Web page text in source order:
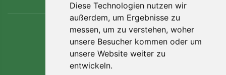
Diese Technologien nutzen wir
außerdem, um Ergebnisse zu
messen, um zu verstehen, woher
unsere Besucher kommen oder um
unsere Website weiter zu
entwickeln.